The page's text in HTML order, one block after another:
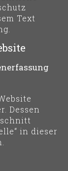
Text
Dessen
in dieser